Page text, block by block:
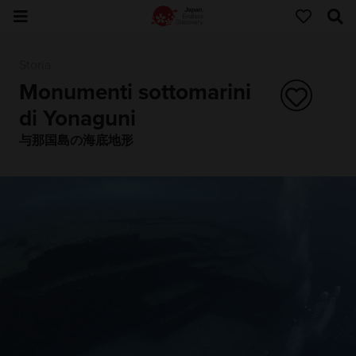
Monumenti sottomarini
di Yonaguni
与那国島の海底地形